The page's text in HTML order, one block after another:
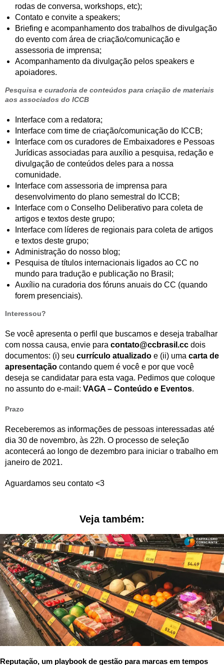
rodas de conversa, workshops, etc);
Contato e convite a speakers;
Briefing e acompanhamento dos trabalhos de divulgação
do evento com área de criação/comunicação e
assessoria de imprensa;
Acompanhamento da divulgação pelos speakers e
apoiadores.
Pesquisa e curadoria de conteúdos para criação de materiais
aos associados do ICCB
Interface com a redatora;
Interface com time de criação/comunicação do ICCB;
Interface com os curadores de Embaixadores e Pessoas
Jurídicas associadas para auxílio a pesquisa, redação e
divulgação de conteúdos deles para a nossa
comunidade.
Interface com assessoria de imprensa para
desenvolvimento do plano semestral do ICCB;
Interface com o Conselho Deliberativo para coleta de
artigos e textos deste grupo;
Interface com líderes de regionais para coleta de artigos
e textos deste grupo;
Administração do nosso blog;
Pesquisa de títulos internacionais ligados ao CC no
mundo para tradução e publicação no Brasil;
Auxílio na curadoria dos fóruns anuais do CC (quando
forem presenciais).
Interessou?
Se você apresenta o perfil que buscamos e deseja trabalhar
com nossa causa, envie para contato@ccbrasil.cc dois
documentos: (i) seu currículo atualizado e (ii) uma carta de
apresentação contando quem é você e por que você
deseja se candidatar para esta vaga. Pedimos que coloque
no assunto do e-mail: VAGA – Conteúdo e Eventos.
Prazo
Receberemos as informações de pessoas interessadas até
dia 30 de novembro, às 22h. O processo de seleção
acontecerá ao longo de dezembro para iniciar o trabalho em
janeiro de 2021.
Aguardamos seu contato <3
Veja também:
Reputação, um playbook de gestão para marcas em tempos